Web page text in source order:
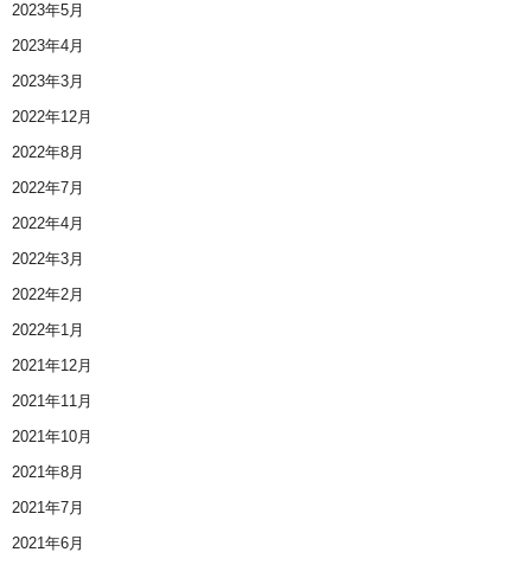
2023年5月
2023年4月
2023年3月
2022年12月
2022年8月
2022年7月
2022年4月
2022年3月
2022年2月
2022年1月
2021年12月
2021年11月
2021年10月
2021年8月
2021年7月
2021年6月